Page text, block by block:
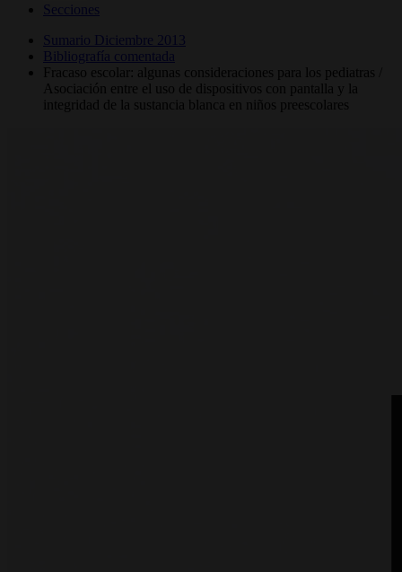
Secciones
Sumario Diciembre 2013
Bibliografía comentada
Fracaso escolar: algunas consideraciones para los pediatras /
Asociación entre el uso de dispositivos con pantalla y la
integridad de la sustancia blanca en niños preescolares